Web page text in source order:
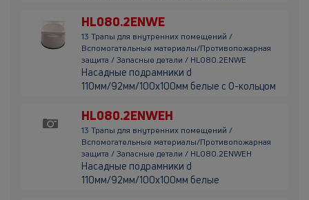
HL080.2ENWE
13 Трапы для внутренних помещений /
Вспомогательные материалы/Противопожарная
защита / Запасные детали / HL080.2ENWE
Насадные подрамники d
110мм/92мм/100х100мм белые с О-кольцом
HL080.2ENWEH
13 Трапы для внутренних помещений /
Вспомогательные материалы/Противопожарная
защита / Запасные детали / HL080.2ENWEH
Насадные подрамники d
110мм/92мм/100х100мм белые